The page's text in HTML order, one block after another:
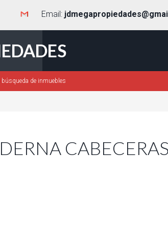
Email:
búsqueda de inmuebles
CABECERAS